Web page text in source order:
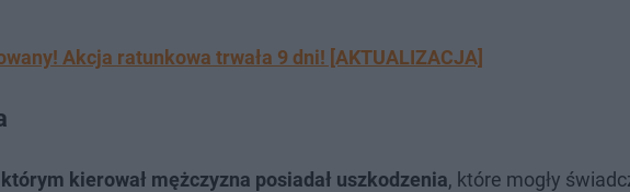
Akcja ratunkowa trwała 9 dni! [AKTUALIZACJA]
kierował mężczyzna posiadał uszkodzenia, które mogły